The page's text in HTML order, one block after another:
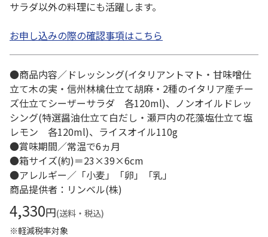
サラダ以外の料理にも活躍します。
お申し込みの際の確認事項はこちら
●商品内容／ドレッシング(イタリアントマト・甘味噌仕
立て木の実・信州林檎仕立て胡麻・2種のイタリア産チー
ズ仕立てシーザーサラダ 各120ml)、ノンオイルドレッ
シング(特選醤油仕立て白だし・瀬戸内の花藻塩仕立て塩
レモン 各120ml)、ライスオイル110g
●賞味期間／常温で6ヵ月
●箱サイズ(約)＝23×39×6cm
●アレルギー／「小麦」「卵」「乳」
商品提供者：リンベル(株)
4,330円(送料・税込)
※軽減税率対象